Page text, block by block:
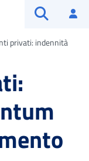
privati: indennità